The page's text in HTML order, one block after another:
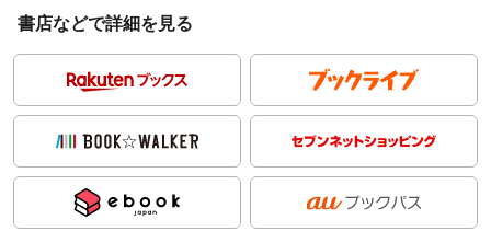
書店などで詳細を見る